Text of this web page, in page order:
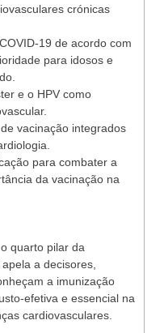
crónicas
19 de acordo com
para idosos e
e o HPV como
vacinação integrados
para combater a
da vacinação na
quarto pilar da
a decisores,
a imunização
efetiva e essencial na
cardiovasculares.